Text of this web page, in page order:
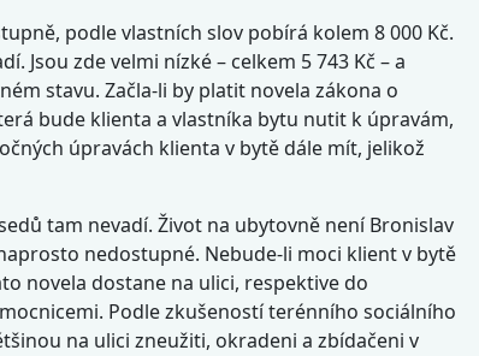
podle vlastních slov pobírá kolem 8 000 Kč.
Jsou zde velmi nízké – celkem 5 743 Kč – a
stavu. Začla-li by platit novela zákona o
bude klienta a vlastníka bytu nutit k úpravám,
úpravách klienta v bytě dále mít, jelikož
tam nevadí. Život na ubytovně není Bronislav
nedostupné. Nebude-li moci klient v bytě
novela dostane na ulici, respektive do
Podle zkušeností terénního sociálního
na ulici zneužiti, okradeni a zbídačeni v